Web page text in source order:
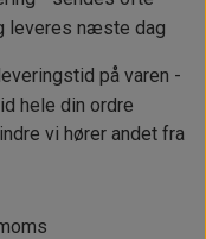
leveres næste dag
på varen -
hele din ordre
vi hører andet fra